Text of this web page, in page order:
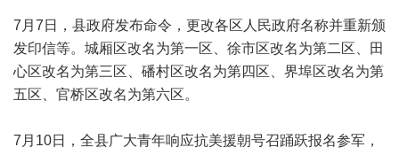
7月7日，县政府发布命令，更改各区人民政府名称并重新颁
发印信等。城厢区改名为第一区、徐市区改名为第二区、田
心区改名为第三区、磻村区改名为第四区、界埠区改名为第
五区、官桥区改名为第六区。
7月10日，全县广大青年响应抗美援朝号召踊跃报名参军，